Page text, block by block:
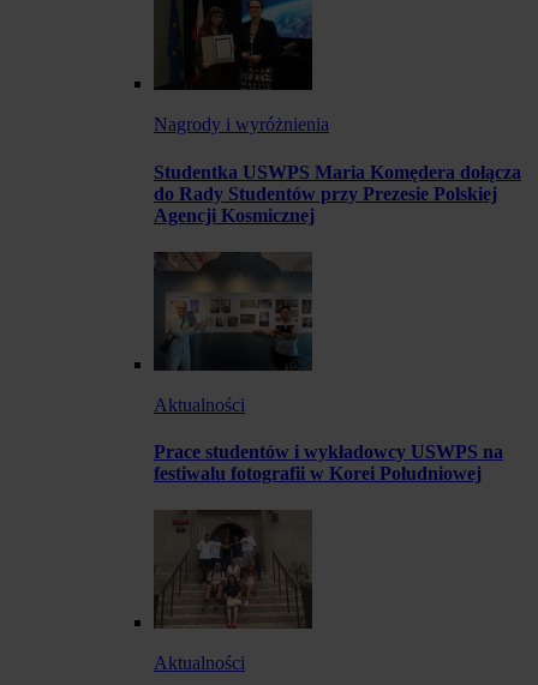
Nagrody i wyróżnienia
Studentka USWPS Maria Komędera dołącza
do Rady Studentów przy Prezesie Polskiej
Agencji Kosmicznej
Aktualności
Prace studentów i wykładowcy USWPS na
festiwalu fotografii w Korei Południowej
Aktualności